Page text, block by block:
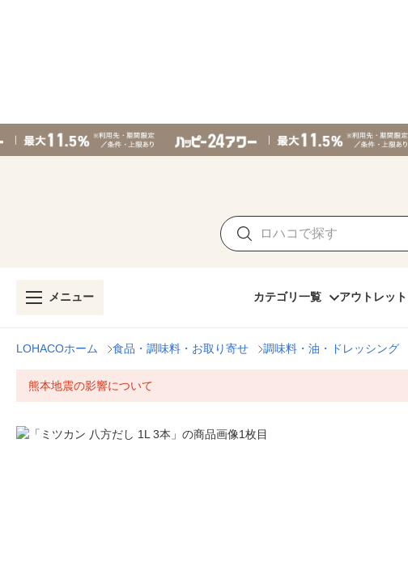
メニュー カテゴリ一覧 アウトレット
LOHACOホーム 食品・調味料・お取り寄せ 調味料・油・ドレッシング
熊本地震の影響について